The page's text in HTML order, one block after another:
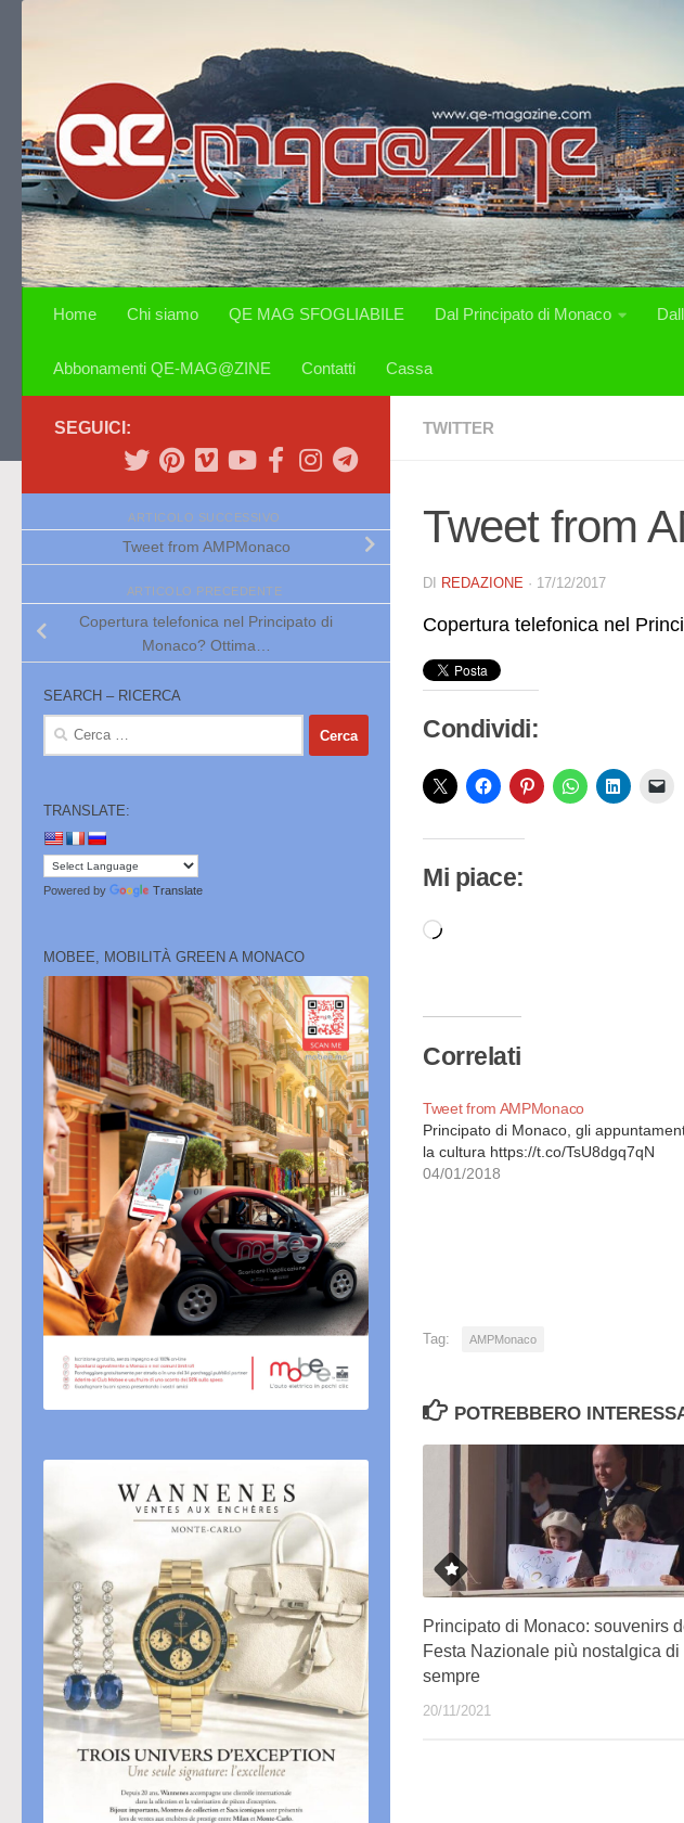
Home Chi siamo QE MAG SFOGLIABILE Dal Principato di Monaco
Abbonamenti QE-MAG@ZINE Contatti Cassa
TWITTER
Tweet from
DI REDAZIONE · 17/12/2017
Copertura telefonica nel
Condividi:
Mi piace:
Caricamento
Correlati
Tweet from AMPMonaco
Principato di Monaco, gli
la cultura https://t.co/TsU8dgq7qN
04/01/2018
Tag: AMPMonaco
POTREBBERO
Principato di Monaco: souvenirs
Festa Nazionale più nostalgica di
sempre
20/11/2021
SEGUICI:
ARTICOLO SUCCESSIVO
Tweet from AMPMonaco
ARTICOLO PRECEDENTE
Copertura telefonica nel Principato di
Monaco? Ottima…
SEARCH – RICERCA
Ricerca
per:
TRANSLATE:
Powered by Translate
MOBEE, MOBILITÀ GREEN A MONACO